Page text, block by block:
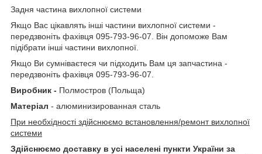
Задня частина вихлопної системи
Якщо Вас цікавлять інші частини вихлопної системи -
передзвоніть фахівця 095-793-96-07. Він допоможе Вам
підібрати інші частини вихлопної.
Якщо Ви сумніваєтеся чи підходить Вам ця запчастина -
передзвоніть фахівця 095-793-96-07.
Виробник - Полмостров (Польща)
Матеріал - алюминизированная сталь
При необхідності здійснюємо встановлення/ремонт вихлопної
системи
Здійснюємо доставку в усі населені пункти України за